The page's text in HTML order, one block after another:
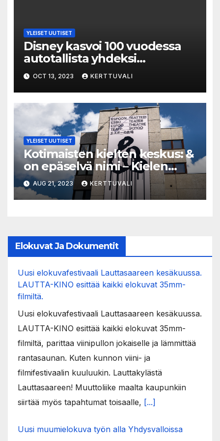
YLEISET UUTISET
Disney kasvoi 100 vuodessa
autotallista yhdeksi
maailman suurimmista
media- ja
viihdeteollisuusyhtiöistä
OCT 13, 2023 KERTTUVALI
YLEISET UUTISET
Kotimaisten kielten keskus: &
on epäselvä nimi – Kielen
asiantuntija tyrmää Espoon
teatterin uuden nimen
AUG 21, 2023 KERTTUVALI
Elokuvat Ja Dokumentit
Uusi elokuvafestivaali Lauttasaareen kesäkuussa.
LAUTTA-KINO esittää kaikki elokuvat 35mm-
filmiltä.
Uusi elokuvafestivaali Lauttasaareen kesäkuussa.
LAUTTA-KINO esittää kaikki elokuvat 35mm-
filmiltä, parittaa viinipullon jokaiselle ja lämmittää
rantasaunan. Kuten kunnon viini- ja
filmifestivaalin kuuluukin. Lauttakylästä
Lauttasaareen! Muuttoliike maalta kaupunkiin
siirtää myös tapahtumat toisaalle, [...]
Uusi muumielokuva työn alla Yhdysvalloissa